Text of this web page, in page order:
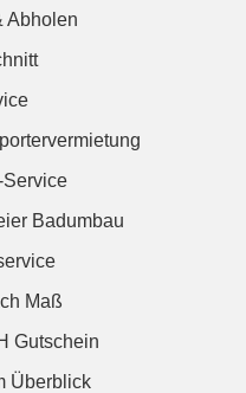
Abholen
Service
Badumbau
Maß
Gutschein
Überblick